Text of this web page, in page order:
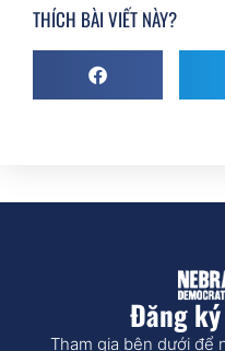
THÍCH BÀI VIẾT NÀY?
Đăng
Tham gia bên dưới để